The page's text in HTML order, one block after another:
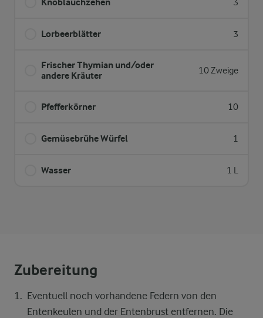
3
Lorbeerblätter 3
Frischer Thymian und/oder
andere Kräuter
10 Zweige
Pfefferkörner 10
Gemüsebrühe Würfel 1
Wasser 1 L
Zubereitung
Eventuell noch vorhandene Federn von den
Entenkeulen und der Entenbrust entfernen. Die